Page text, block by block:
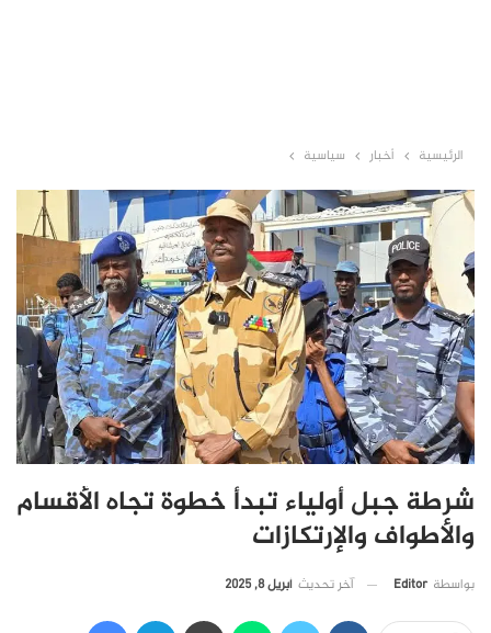
الرئيسية أخبار سياسية
شرطة جبل أولياء تبدأ خطوة تجاه الأقسام
والأطواف والإرتكازات
بواسطة Editor آخر تحديث أبريل 8, 2025